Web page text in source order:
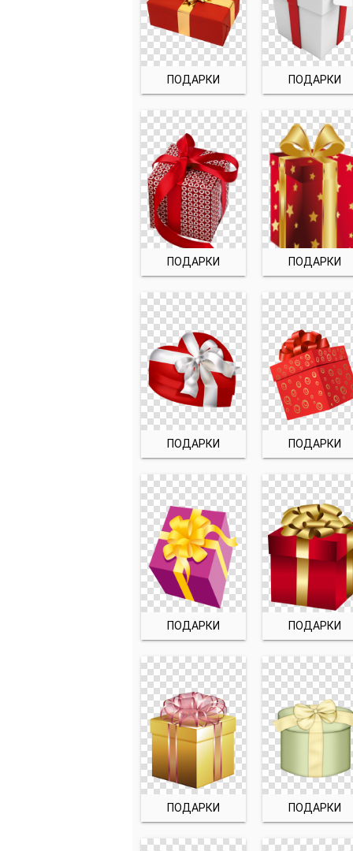
ПОДАРКИ ПОДАРКИ
ПОДАРКИ ПОДАРКИ
ПОДАРКИ ПОДАРКИ
ПОДАРКИ ПОДАРКИ
ПОДАРКИ ПОДАРКИ